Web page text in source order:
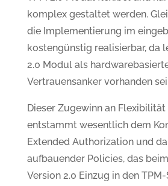
komplex gestaltet werden.
die Implementierung im
kostengünstig realisierbar, da
2.0 Modul als
Vertrauensanker vorhanden
Dieser Zugewinn an
entstammt wesentlich dem
Extended Authorization und
aufbauender Policies, das
Version 2.0 Einzug in den